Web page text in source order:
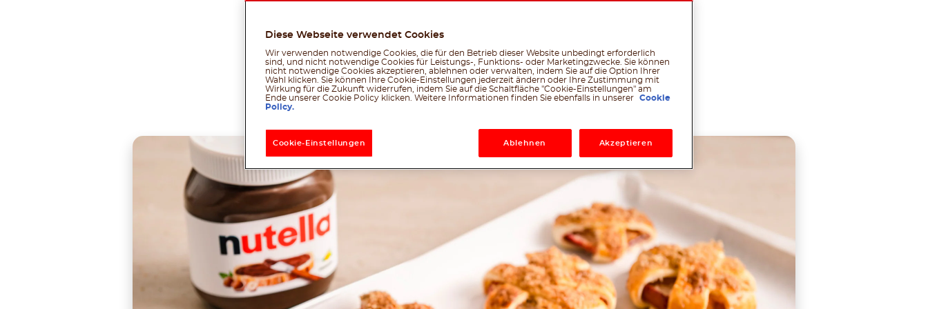
Erstellt vom nutella® -Team
Teile, was dir gefällt Facebook
Twitter
EmailWhatsApp
Pinterest
Diese Webseite verwendet Cookies
Wir verwenden notwendige Cookies, die für den Betrieb dieser Website unbedingt erforderlich
sind, und nicht notwendige Cookies für Leistungs-, Funktions- oder Marketingzwecke. Sie können
nicht notwendige Cookies akzeptieren, ablehnen oder verwalten, indem Sie auf die Option Ihrer
Wahl klicken. Sie können Ihre Cookie-Einstellungen jederzeit ändern oder Ihre Zustimmung mit
Wirkung für die Zukunft widerrufen, indem Sie auf die Schaltfläche "Cookie-Einstellungen" am
Ende unserer Cookie Policy klicken. Weitere Informationen finden Sie ebenfalls in unserer
Cookie
Policy.
Ablehnen Akzeptieren
Cookie-Einstellungen